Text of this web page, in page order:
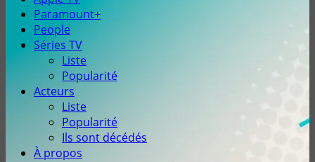
Paramount+
People
Séries TV
Liste
Popularité
Acteurs
Liste
Popularité
Ils sont décédés
À propos